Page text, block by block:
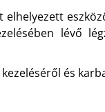
lévő
és